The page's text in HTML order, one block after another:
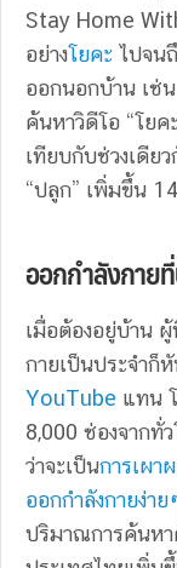
Stay Home
อย่างโยคะ ไปจน
ออกนอกบ้าน เช่
ค้นหาวิดีโอ “โยค
เทียบกับช่วงเดีย
“ปลูก” เพิ่มขึ้น
ออกกำลังกาย
เมื่อต้องอยู่บ้าน
กายเป็นประจำก็
YouTube แทน
8,000 ช่องจากทั่
ว่าจะเป็นการเผา
ออกกำลังกายง่า
ปริมาณการค้นหา